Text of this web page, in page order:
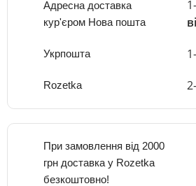
Адресна доставка
кур'єром Нова пошта
Укрпошта
Rozetka
При замовлення від 2000
грн доставка у Rozetka
безкоштовно!